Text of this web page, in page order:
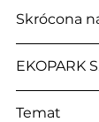
Skrócona
EKOPARK
Temat